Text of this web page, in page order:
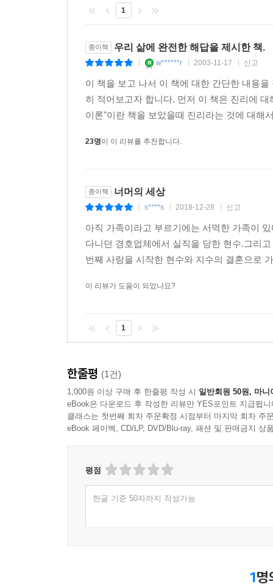
1
종이책 우리 삶에 완전한 해답을 제시한 책.
w******r 2003-11-17 신고
이 책을 보고 나서 이 책에 대한 간단한 내용
히 적어보고자 합니다. 먼저 이 책은 진리에
이론"이란 책을 보았을때 진리라는 것에 대해
23명이 이 리뷰를 추천합니다.
종이책 너머의 세상
s****s 2018-12-28 신고
아직 가족이라고 부르기에는 서먹한 가족이
다니던 경호업체에서 실직을 당한 현수.그리
번째 사랑을 시작한 현수와 지수의 결혼으로
이 리뷰가 도움이 되었나요?
1
한줄평 (1건)
1,000원 이상 구매 후 한줄평 작성 시 일반회원 50원, 마니
eBook은 다운로드 후 작성한 리뷰만 YES포인트 지급됩니
클래스는 첫번째 회차 주문확정 시점부터 마지막 회차 주
eBook 페이백, CD/LP, DVD/Blu-ray, 패션 및 판매금지 상
평점
한글 기준 50자까지 작성가능
1명